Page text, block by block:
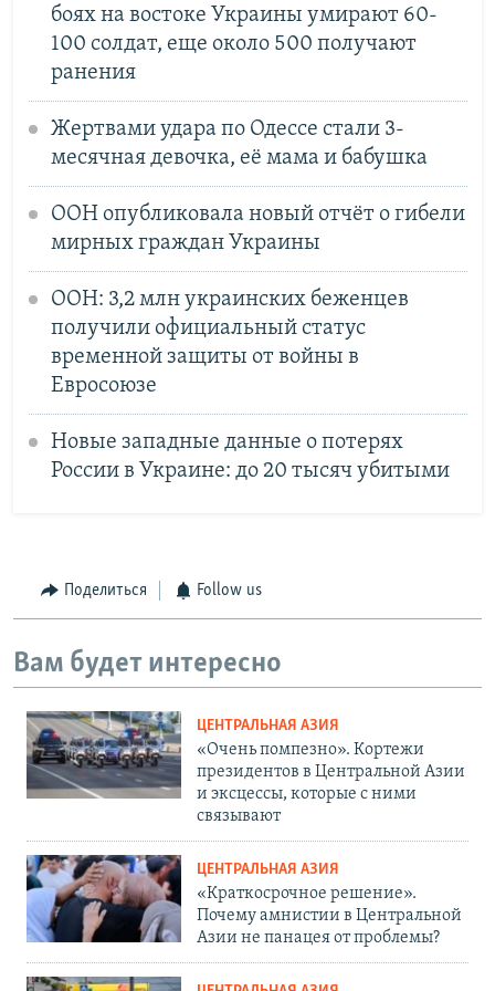
боях на востоке Украины умирают 60-
100 солдат, еще около 500 получают
ранения
Жертвами удара по Одессе стали 3-
месячная девочка, её мама и бабушка
ООН опубликовала новый отчёт о гибели
мирных граждан Украины
ООН: 3,2 млн украинских беженцев
получили официальный статус
временной защиты от войны в
Евросоюзе
Новые западные данные о потерях
России в Украине: до 20 тысяч убитыми
Поделиться Follow us
Вам будет интересно
ЦЕНТРАЛЬНАЯ АЗИЯ
«Очень помпезно». Кортежи
президентов в Центральной Азии
и эксцессы, которые с ними
связывают
ЦЕНТРАЛЬНАЯ АЗИЯ
«Краткосрочное решение».
Почему амнистии в Центральной
Азии не панацея от проблемы?